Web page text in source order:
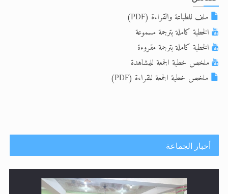
ملف للطباعة والقراءة (PDF)
الخطبة كاملة بترجمة مسموعة
الخطبة كاملة بترجمة مقروءة
ملخص خطبة الجمعة للمشاهدة
ملخص خطبة الجمعة للقراءة (PDF)
أخبار الجماعة